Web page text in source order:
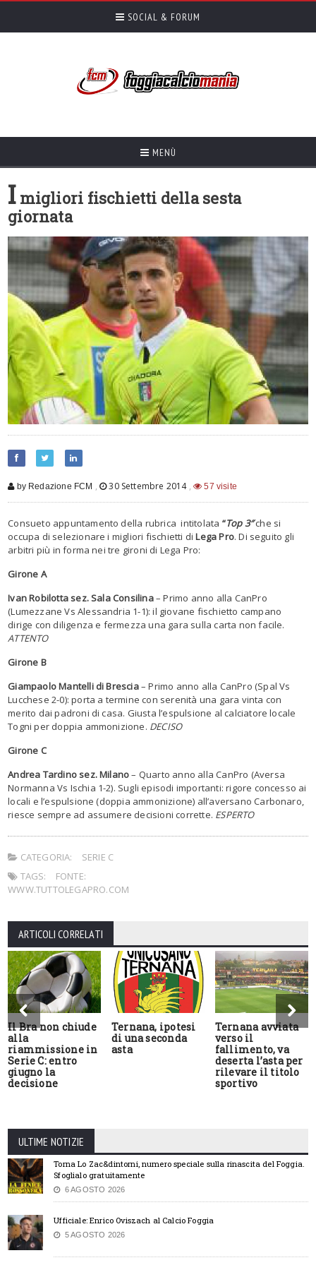
SOCIAL & FORUM
MENÙ
Imigliori fischietti della sesta
giornata
by Redazione FCM , 30 Settembre 2014 , 57 visite
Consueto appuntamento della rubrica intitolata “Top 3″che si
occupa di selezionare i migliori fischietti diLega Pro. Di seguito gli
arbitri più in forma nei tre gironi di Lega Pro:
Girone A
Ivan Robilotta sez. Sala Consilina– Primo anno alla CanPro
(Lumezzane Vs Alessandria 1-1): il giovane fischietto campano
dirige con diligenza e fermezza una gara sulla carta non facile.
ATTENTO
Girone B
Giampaolo Mantelli di Brescia– Primo anno alla CanPro (Spal Vs
Lucchese 2-0): porta a termine con serenità una gara vinta con
merito dai padroni di casa. Giusta l’espulsione al calciatore locale
Togni per doppia ammonizione. DECISO
Girone C
Andrea Tardino sez. Milano– Quarto anno alla CanPro (Aversa
Normanna Vs Ischia 1-2). Sugli episodi importanti: rigore concesso ai
locali e l’espulsione (doppia ammonizione) all’aversano Carbonaro,
riesce sempre ad assumere decisioni corrette. ESPERTO
CATEGORIA:
SERIE C
TAGS:
FONTE:
WWW.TUTTOLEGAPRO.COM
ARTICOLI CORRELATI
Il Bra non chiude
alla
riammissione in
Serie C: entro
giugno la
decisione
Ternana, ipotesi
di una seconda
asta
Ternana avviata
verso il
fallimento, va
deserta l’asta per
rilevare il titolo
sportivo
ULTIME NOTIZIE
Torna Lo Zac&dintorni, numero speciale sulla rinascita del Foggia.
Sfoglialo gratuitamente
6 AGOSTO 2026
Ufficiale: Enrico Oviszach al Calcio Foggia
5 AGOSTO 2026